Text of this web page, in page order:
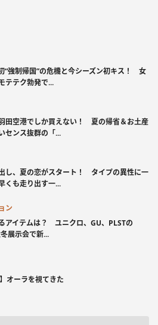
“強制帰国”の危機と今シーズン初キス！ 女
テテク勃発で...
田空港でしか買えない！ 夏の帰省＆お土産
センス抜群の「...
し、夏の恋がスタート！ タイプの異性に一
も走り出す一...
ン
アイテムは？ ユニクロ、GU、PLSTの
展示会で新...
】オーラを視てきた